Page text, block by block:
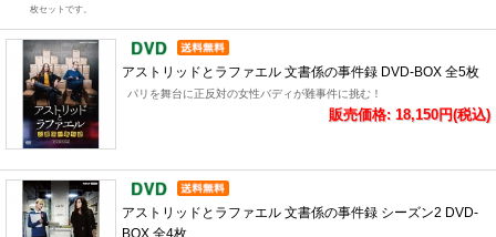
枚セットです。
アストリッドとラファエル 文書係の事件録 DVD-BOX 全5枚
パリを舞台に正反対の女性バディが難事件に挑む！
販売価格: 18,150円(税込)
アストリッドとラファエル 文書係の事件録 シーズン2 DVD-
BOX 全4枚